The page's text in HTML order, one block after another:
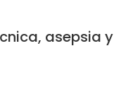
asepsia y